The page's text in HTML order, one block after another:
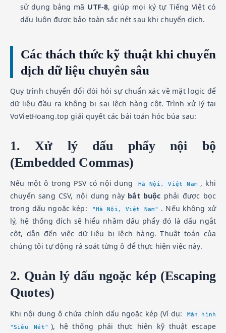
sử dụng bảng mã UTF-8, giúp mọi ký tự Tiếng Việt có
dấu luôn được bảo toàn sắc nét sau khi chuyển dịch.
Các thách thức kỹ thuật khi chuyển
dịch dữ liệu chuyên sâu
Quy trình chuyển đổi đòi hỏi sự chuẩn xác về mặt logic để
dữ liệu đầu ra không bị sai lệch hàng cột. Trình xử lý tại
VoVietHoang.top giải quyết các bài toán hóc búa sau:
1. Xử lý dấu phẩy nội bộ
(Embedded Commas)
Nếu một ô trong PSV có nội dung Hà Nội, Việt Nam , khi
chuyển sang CSV, nội dung này bắt buộc phải được bọc
trong dấu ngoặc kép:
"Hà Nội, Việt Nam" . Nếu không xử
lý, hệ thống đích sẽ hiểu nhầm dấu phẩy đó là dấu ngắt
cột, dẫn đến việc dữ liệu bị lệch hàng. Thuật toán của
chúng tôi tự động rà soát từng ô để thực hiện việc này.
2. Quản lý dấu ngoặc kép (Escaping
Quotes)
Khi nội dung ô chứa chính dấu ngoặc kép (Ví dụ:
Màn hình
"Siêu Nét" ), hệ thống phải thực hiện kỹ thuật escape